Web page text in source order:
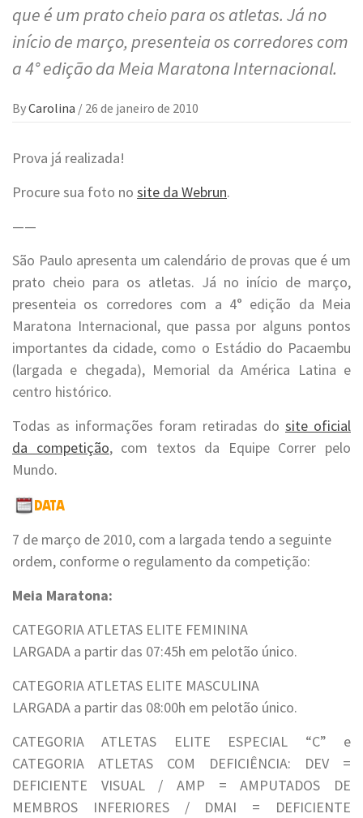
que é um prato cheio para os atletas. Já no
início de março, presenteia os corredores com
a 4° edição da Meia Maratona Internacional.
ByCarolina / 26 de janeiro de 2010
Prova já realizada!
Procure sua foto no site da Webrun.
——
São Paulo apresenta um calendário de provas que é um
prato cheio para os atletas. Já no início de março,
presenteia os corredores com a 4° edição da Meia
Maratona Internacional, que passa por alguns pontos
importantes da cidade, como o Estádio do Pacaembu
(largada e chegada), Memorial da América Latina e
centro histórico.
Todas as informações foram retiradas do site oficial
da competição, com textos da Equipe Correr pelo
Mundo.
7 de março de 2010, com a largada tendo a seguinte
ordem, conforme o regulamento da competição:
Meia Maratona:
CATEGORIA ATLETAS ELITE FEMININA
LARGADA a partir das 07:45h em pelotão único.
CATEGORIA ATLETAS ELITE MASCULINA
LARGADA a partir das 08:00h em pelotão único.
CATEGORIA ATLETAS ELITE ESPECIAL “C” e
CATEGORIA ATLETAS COM DEFICIÊNCIA: DEV =
DEFICIENTE VISUAL / AMP = AMPUTADOS DE
MEMBROS INFERIORES / DMAI = DEFICIENTE